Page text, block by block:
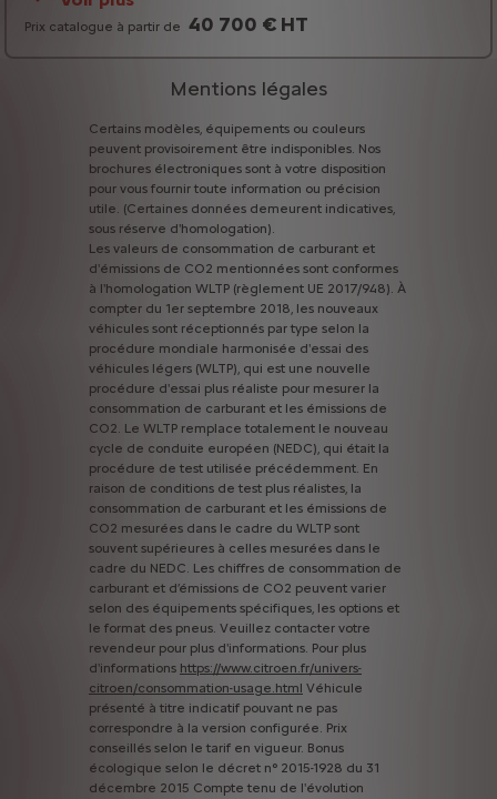
Prix catalogue à partir de 40 700 € HT
Mentions légales
Certains modèles, équipements ou couleurs
peuvent provisoirement être indisponibles. Nos
brochures électroniques sont à votre disposition
pour vous fournir toute information ou précision
utile. (Certaines données demeurent indicatives,
sous réserve d'homologation).
Les valeurs de consommation de carburant et
d'émissions de CO2 mentionnées sont conformes
à l'homologation WLTP (règlement UE 2017/948). À
compter du 1er septembre 2018, les nouveaux
véhicules sont réceptionnés par type selon la
procédure mondiale harmonisée d'essai des
véhicules légers (WLTP), qui est une nouvelle
procédure d'essai plus réaliste pour mesurer la
consommation de carburant et les émissions de
CO2. Le WLTP remplace totalement le nouveau
cycle de conduite européen (NEDC), qui était la
procédure de test utilisée précédemment. En
raison de conditions de test plus réalistes, la
consommation de carburant et les émissions de
CO2 mesurées dans le cadre du WLTP sont
souvent supérieures à celles mesurées dans le
cadre du NEDC. Les chiffres de consommation de
carburant et d’émissions de CO2 peuvent varier
selon des équipements spécifiques, les options et
le format des pneus. Veuillez contacter votre
revendeur pour plus d'informations. Pour plus
d'informations https://www.citroen.fr/univers-
citroen/consommation-usage.html Véhicule
présenté à titre indicatif pouvant ne pas
correspondre à la version configurée. Prix
conseillés selon le tarif en vigueur. Bonus
écologique selon le décret n° 2015-1928 du 31
décembre 2015 Compte tenu de l'évolution